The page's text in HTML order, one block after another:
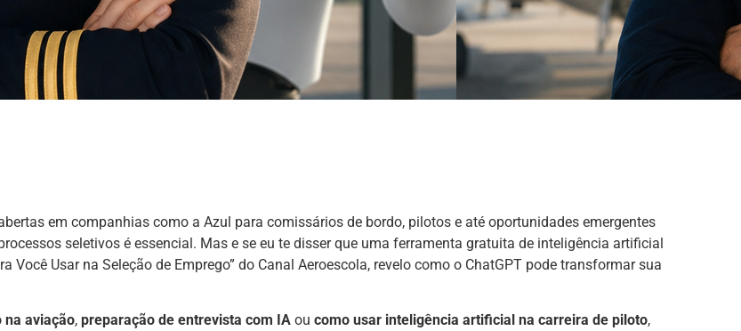
em companhias como a Azul para comissários de bordo, pilotos e até oportunidades emergentes
seletivos é essencial. Mas e se eu te disser que uma ferramenta gratuita de inteligência artificial
Você Usar na Seleção de Emprego” do Canal Aeroescola, revelo como o ChatGPT pode transformar sua
na aviação, preparação de entrevista com IA ou como usar inteligência artificial na carreira de piloto,